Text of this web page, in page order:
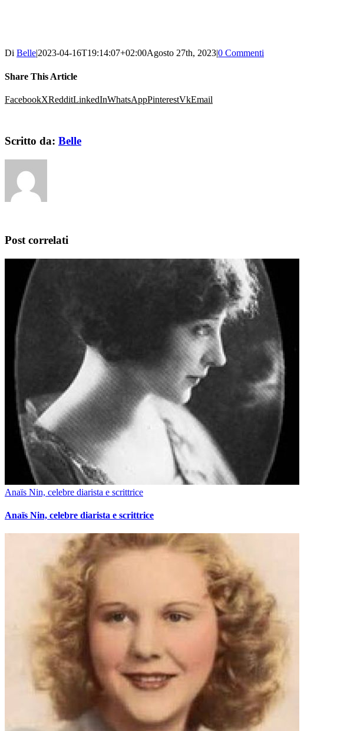
Di Belle|2023-04-16T19:14:07+02:00Agosto 27th, 2023|0 Commenti
Share This Article
FacebookXRedditLinkedInWhatsAppPinterestVkEmail
Scritto da: Belle
Post correlati
Anaïs Nin, celebre diarista e scrittrice
Anaïs Nin, celebre diarista e scrittrice